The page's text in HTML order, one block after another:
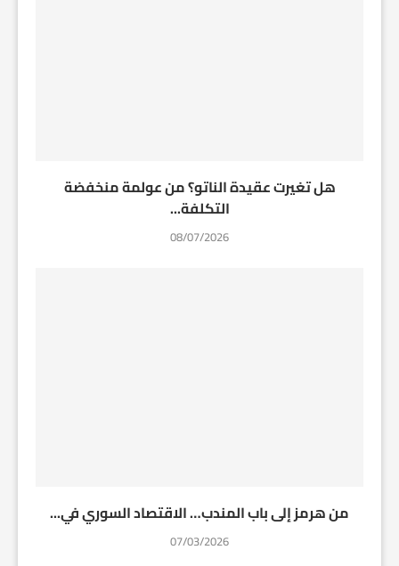
هل تغيرت عقيدة الناتو؟ من عولمة منخفضة
التكلفة...
08/07/2026
من هرمز إلى باب المندب… الاقتصاد السوري في...
07/03/2026